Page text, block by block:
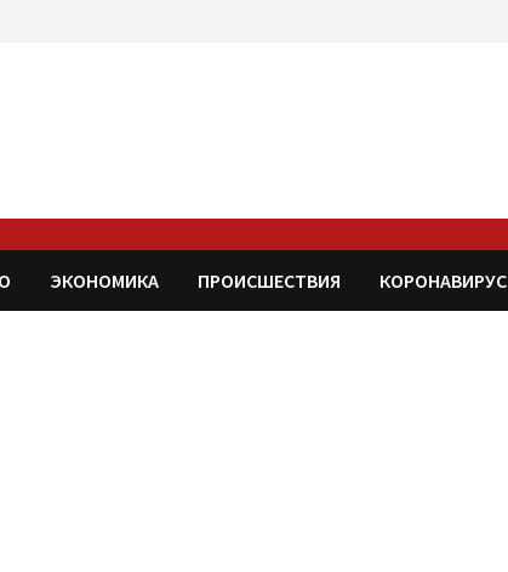
ЭКОНОМИКА ПРОИСШЕСТВИЯ КОРОНАВИРУС